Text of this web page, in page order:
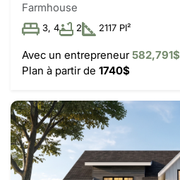
Farmhouse
3, 4 2 2117 PI²
Avec un entrepreneur582,791$
Plan à partir de 1740$